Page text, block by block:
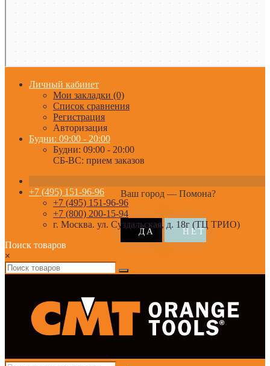
Личный кабинет
Мои закладки (0)
Список сравнения
Регистрация
Авторизация
Будни: 09:00 - 20:00
Будни: 09:00 - 20:00
СБ-ВС: прием заказов
Ваш город — Помона?
+7 (495) 151-96-96
+7 (495) 151-96-96
+7 (800) 200-15-94
г. Москва. ул. Суздальская, д. 18г (ТЦ ТРИО)
Поиск товаров
×